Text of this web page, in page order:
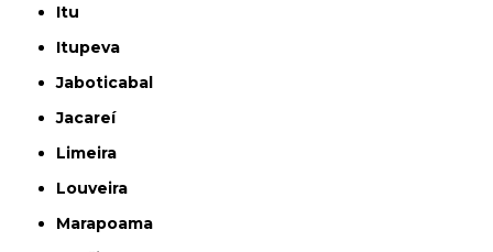
Itu
Itupeva
Jaboticabal
Jacareí
Limeira
Louveira
Marapoama